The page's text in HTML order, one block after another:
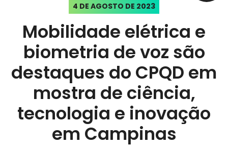
4 DE AGOSTO DE 2023
Mobilidade elétrica e
biometria de voz são
destaques do CPQD em
mostra de ciência,
tecnologia e inovação
em Campinas